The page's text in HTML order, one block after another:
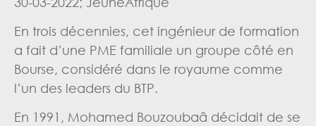
En trois décennies, cet ingénieur de formation
a fait d’une PME familiale un groupe côté en
Bourse, considéré dans le royaume comme
l’un des leaders du BTP.
En 1991, Mohamed Bouzoubaâ décidait de se